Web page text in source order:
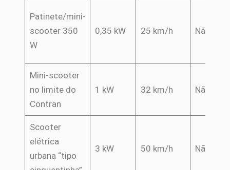
Patinete/mini-
scooter 350
W
0,35 kW 25 km/h Não
Mini-scooter
no limite do
Contran
1 kW 32 km/h Não
Scooter
elétrica
urbana “tipo
3 kW 50 km/h Não